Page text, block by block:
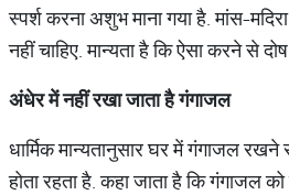
स्पर्श करना अशुभ माना गया है. मांस-
नहीं चाहिए. मान्यता है कि ऐसा करने से
अंधेरमेंनहींरखाजाताहैगंगाजल
धार्मिक मान्यतानुसार घर में गंगाजल
होता रहता है. कहा जाता है कि गंगाजल